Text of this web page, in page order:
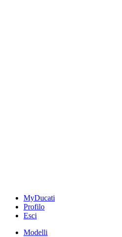
MyDucati
Profilo
Esci
Modelli